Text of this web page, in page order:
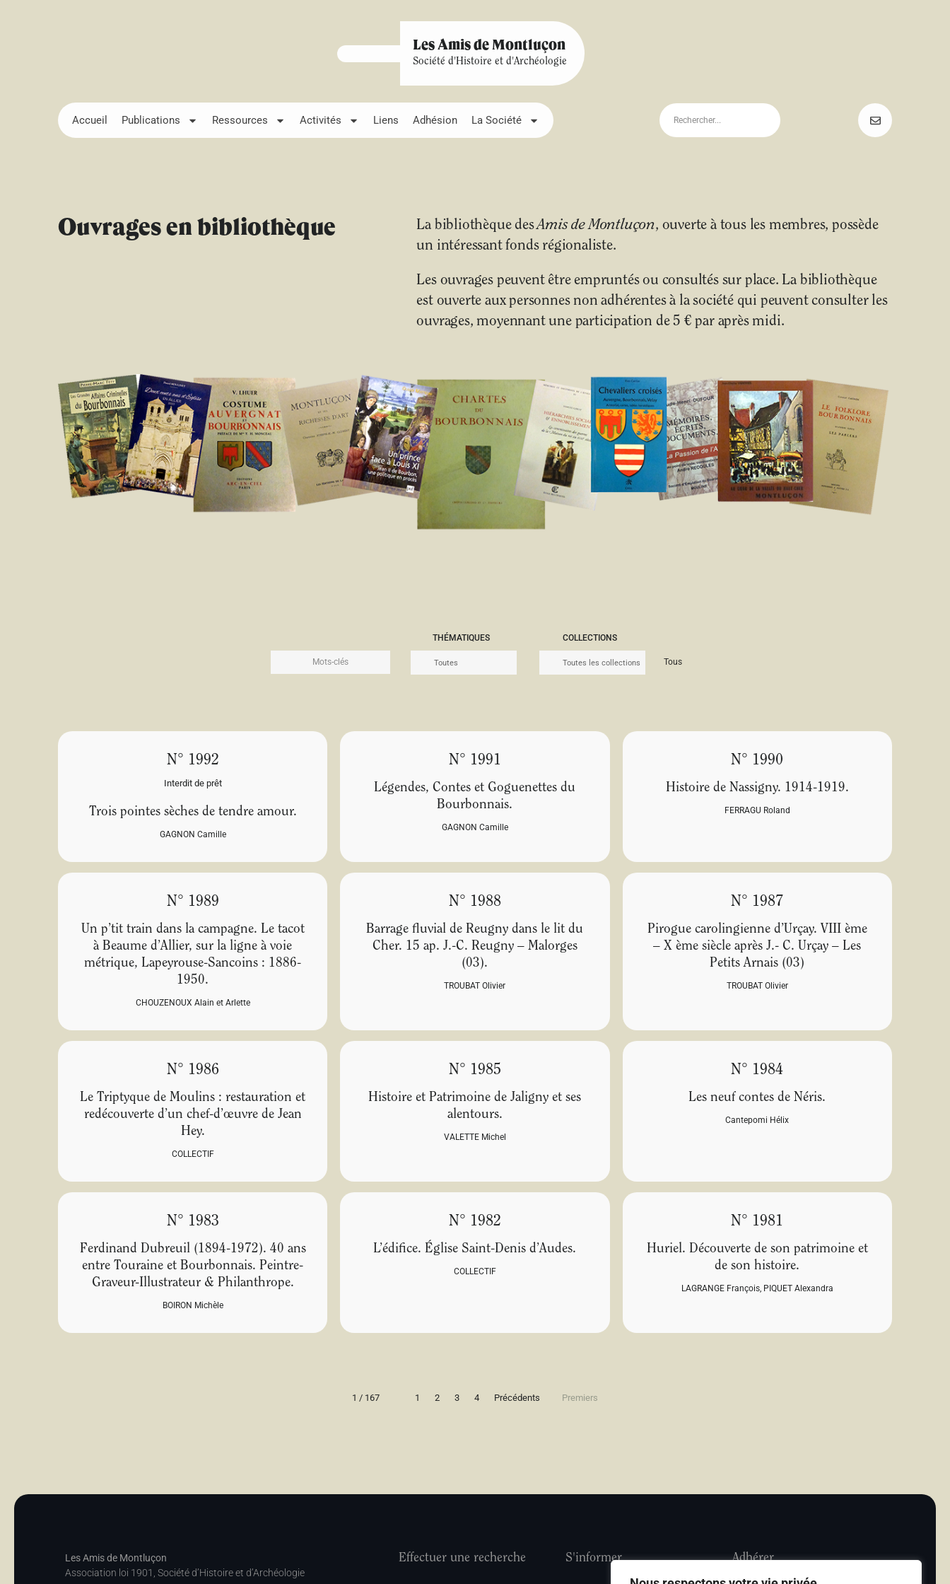
Les Amis de Montluçon
Société d'Histoire et d'Archéologie
Accueil Publications Ressources Activités Liens Adhésion La Société
Ouvrages en bibliothèque La bibliothèque desAmis de Montluçon, ouverte à tous les membres, possède
un intéressant fonds régionaliste.
Les ouvrages peuvent être empruntés ou consultés sur place. La bibliothèque
est ouverte aux personnes non adhérentes à la société qui peuvent consulter les
ouvrages, moyennant une participation de 5 € par après midi.
THÉMATIQUES COLLECTIONS
Tous
N° 1992
Interdit de prêt
Trois pointes sèches de tendre amour.
GAGNON Camille
N° 1991
Légendes, Contes et Goguenettes du
Bourbonnais.
GAGNON Camille
N° 1990
Histoire de Nassigny. 1914-1919.
FERRAGU Roland
N° 1989
Un p’tit train dans la campagne. Le tacot
à Beaume d’Allier, sur la ligne à voie
métrique, Lapeyrouse-Sancoins : 1886-
1950.
CHOUZENOUX Alain et Arlette
N° 1988
Barrage fluvial de Reugny dans le lit du
Cher. 15 ap. J.-C. Reugny – Malorges
(03).
TROUBAT Olivier
N° 1987
Pirogue carolingienne d’Urçay. VIII ème
– X ème siècle après J.- C. Urçay – Les
Petits Arnais (03)
TROUBAT Olivier
N° 1986
Le Triptyque de Moulins : restauration et
redécouverte d’un chef-d’œuvre de Jean
Hey.
COLLECTIF
N° 1985
Histoire et Patrimoine de Jaligny et ses
alentours.
VALETTE Michel
N° 1984
Les neuf contes de Néris.
Cantepomi Hélix
N° 1983
Ferdinand Dubreuil (1894-1972). 40 ans
entre Touraine et Bourbonnais. Peintre-
Graveur-Illustrateur & Philanthrope.
BOIRON Michèle
N° 1982
L’édifice. Église Saint-Denis d’Audes.
COLLECTIF
N° 1981
Huriel. Découverte de son patrimoine et
de son histoire.
LAGRANGE François, PIQUET Alexandra
1 / 167 1 2 3 4 Précédents Premiers
Les Amis de Montluçon
Association loi 1901, Société d’Histoire et d’Archéologie
Effectuer une recherche S'informer Adhérer